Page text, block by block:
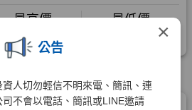
×
公告
人切勿輕信不明來電、簡訊、連
不會以電話、簡訊或LINE邀請